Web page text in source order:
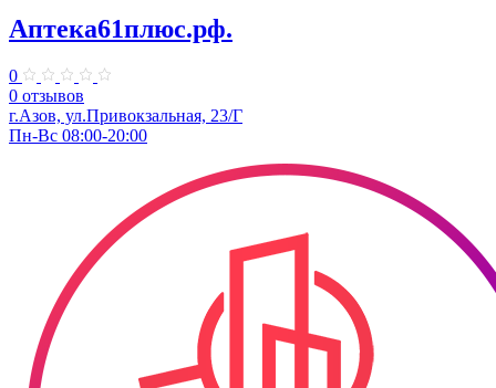
Аптека61плюс.рф.
0
0 отзывов
г.Азов, ул.​Привокзальная, 23/Г
Пн-Вс 08:00-20:00